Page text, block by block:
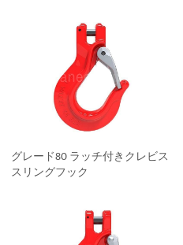
グレード80 ラッチ付きクレビス
スリングフック